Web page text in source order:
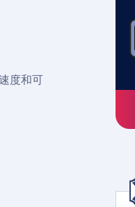
度和可